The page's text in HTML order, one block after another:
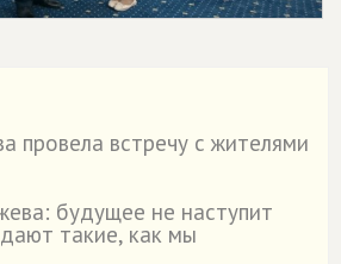
провела встречу с жителями
будущее не наступит
такие, как мы